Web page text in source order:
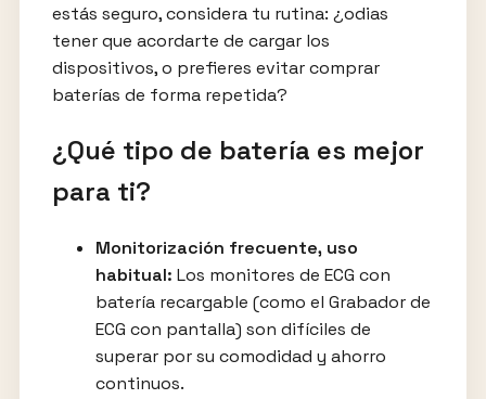
estás seguro, considera tu rutina: ¿odias
tener que acordarte de cargar los
dispositivos, o prefieres evitar comprar
baterías de forma repetida?
¿Qué tipo de batería es mejor
para ti?
Monitorización frecuente, uso
habitual: Los monitores de ECG con
batería recargable (como el Grabador de
ECG con pantalla) son difíciles de
superar por su comodidad y ahorro
continuos.